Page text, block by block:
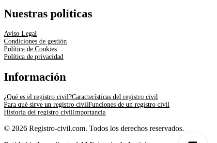
Nuestras políticas
Aviso Legal
Condiciones de gestión
Política de Cookies
Política de privacidad
Información
¿Qué es el registro civil?Características del registro civil
Para qué sirve un registro civilFunciones de un registro civil
Historia del registro civilImportancia
© 2026 Registro-civil.com. Todos los derechos reservados.